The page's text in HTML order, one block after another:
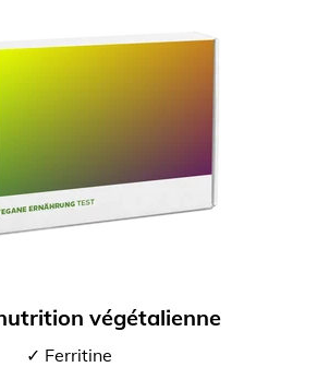
végétalienne
✓ Ferritine